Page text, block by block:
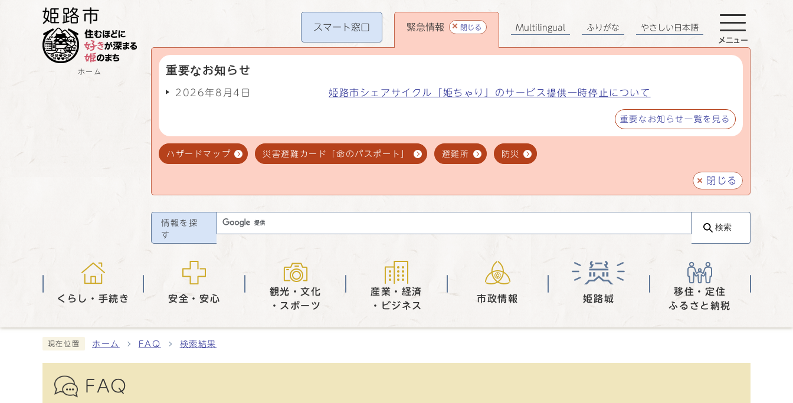
ホーム
スマート窓口 緊急情報 閉じる
重要なお知らせ
2026年8月4日 姫路市シェアサイクル「姫ちゃり」のサービス提供一時停止について
重要なお知らせ一覧を見る
ハザードマップ 災害避難カード「命のパスポート」 避難所 防災
閉じる
Multilingual ふりがな やさしい日本語
メニュー
情報を探
す
検索
くらし・手続き 安全・安心
観光・文化
・スポーツ
産業・経済
・ビジネス
市政情報 姫路城
移住・定住
ふるさと納税
現在位置 ホーム FAQ 検索結果
FAQ